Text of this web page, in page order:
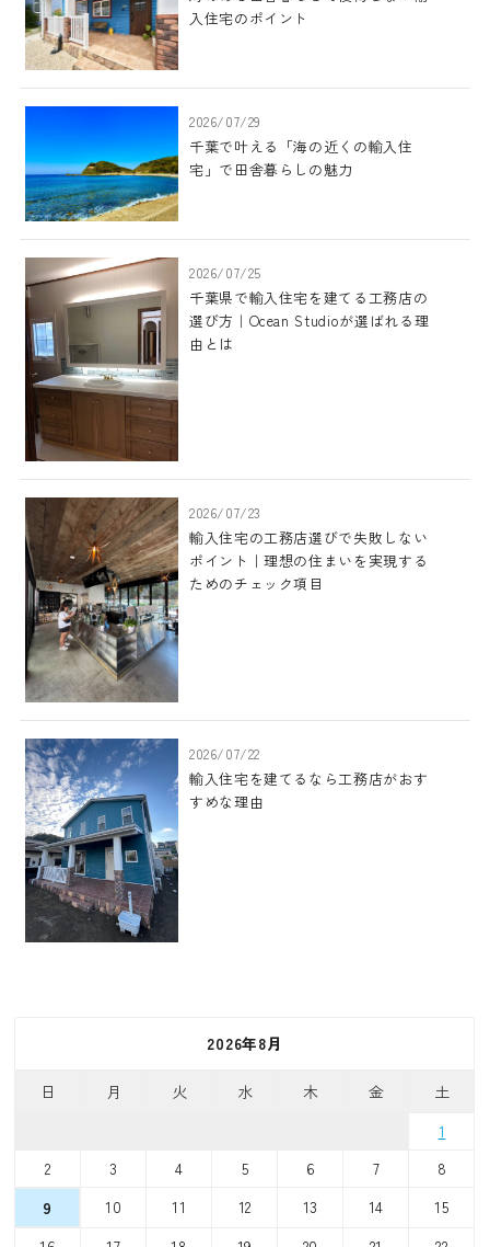
入住宅のポイント
2026/07/29
千葉で叶える「海の近くの輸入住
宅」で田舎暮らしの魅力
2026/07/25
千葉県で輸入住宅を建てる工務店の
選び方｜Ocean Studioが選ばれる理
由とは
2026/07/23
輸入住宅の工務店選びで失敗しない
ポイント｜理想の住まいを実現する
ためのチェック項目
2026/07/22
輸入住宅を建てるなら工務店がおす
すめな理由
2026年8月
日 月 火 水 木 金
土
1
2
3 4 5 6 7
8
9
10 11 12 13 14
15